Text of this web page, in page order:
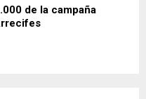
de la campaña